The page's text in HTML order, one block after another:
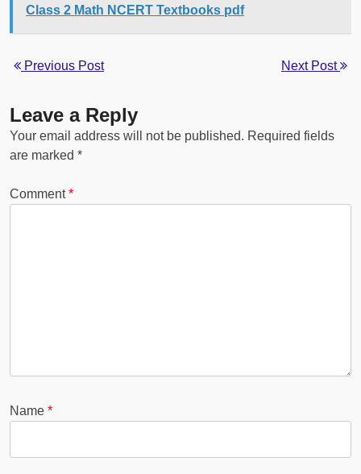
Class 2 Math NCERT Textbooks pdf
Previous Post Next Post
Leave a Reply
Your email address will not be published. Required fields
are marked *
Comment*
Name *